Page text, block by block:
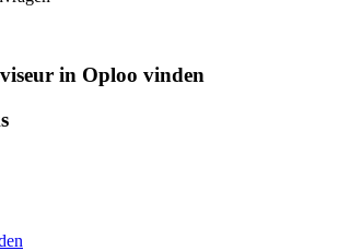
in Oploo vinden